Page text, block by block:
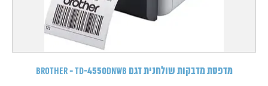
מדפסת מדבקות שולחנית דגם Brother - TD‑4550DNWB